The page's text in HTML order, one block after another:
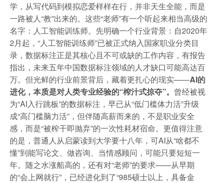
学，从写代码到模拟恋爱样样在行，并非天生全能，而是
一路被人“教”出来的。这些“老师”有一个听起来相当高级的
名字：人工智能训练师。先明确一个行业背景：自2020年
2月起，“人工智能训练师”已被正式纳入国家职业分类目
录，数据标注正是其核心且不可或缺的工作内容，有报告
指出，未来五年中国数据标注领域的人才缺口可能高达百
万。但光鲜的行业前景背后，藏着更扎心的现实——AI的
进化，本质是对人类专业经验的“榨汁式掠夺”。 曾经被视
为“AI入行跳板”的数据标注，早已从“低门槛体力活”升级
成“高门槛脑力活”，但伴随高薪而来的，不是职业安全
感，而是“被榨干即抛弃”的一次性耗材宿命。更值得注意
的是，普通人从启蒙读到大学要十八年，可AI从“啥都不
懂”到能写论文、做咨询、当情感顾问，可能只要短短一
年。随之水涨船高的，还有对“老师”的要求——从早期
的“会上网就行”，已经进化到了“985硕士以上，具备金